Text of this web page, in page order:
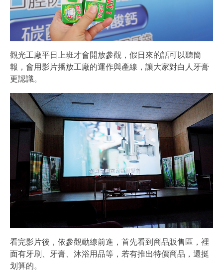
觀光工廠平日上班才會開放參觀，假日來的話可以聽簡
報，會用影片播放工廠的運作與產線，讓大家對白人牙膏
更認識。
看完影片後，依參觀動線前進，首先看到商品販售區，裡
面有牙刷、牙膏、沐浴用品等，若有推出特價商品，還挺
划算的。